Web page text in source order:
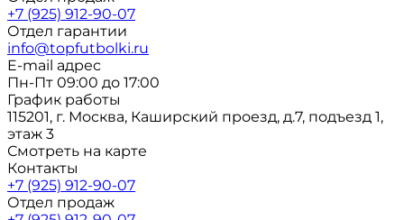
+7 (925) 912-90-07
Отдел гарантии
info@topfutbolki.ru
E-mail адрес
Пн-Пт 09:00 до 17:00
График работы
115201, г. Москва, Каширский проезд, д.7, подъезд 1,
этаж 3
Смотреть на карте
Контакты
+7 (925) 912-90-07
Отдел продаж